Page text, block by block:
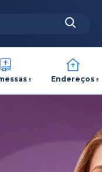
Endereços